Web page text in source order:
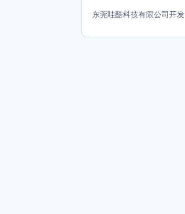
东莞哇酷科技有限公司开发